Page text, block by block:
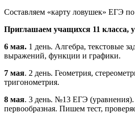
Составляем «карту ловушек» ЕГЭ
Приглашаем учащихся 11 класса,
6 мая. 1 день. Алгебра, текстовые
выражений, функции и графики.
7 мая. 2 день. Геометрия,
тригонометрия.
8 мая. 3 день. №13 ЕГЭ
первообразная. Пишем тест,